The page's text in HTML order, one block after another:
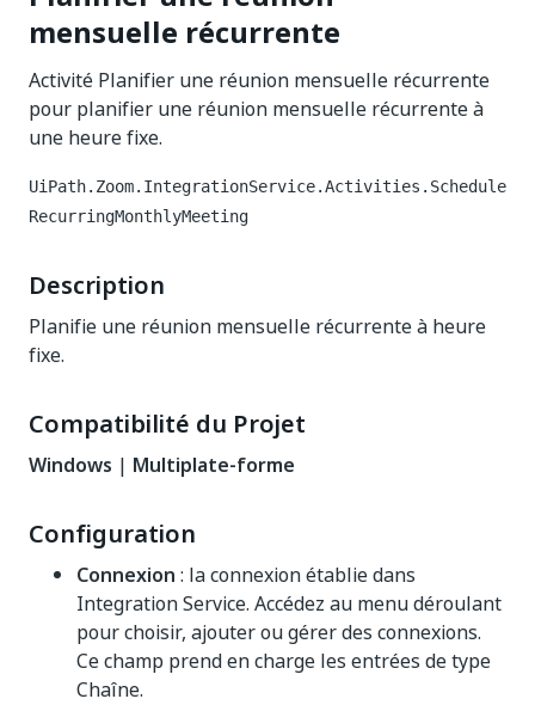
mensuelle récurrente
Activité Planifier une réunion mensuelle récurrente
pour planifier une réunion mensuelle récurrente à
une heure fixe.
UiPath.Zoom.IntegrationService.Activities.Schedule
RecurringMonthlyMeeting
Description
Planifie une réunion mensuelle récurrente à heure
fixe.
Compatibilité du Projet
Windows | Multiplate-forme
Configuration
Connexion : la connexion établie dans
Integration Service. Accédez au menu déroulant
pour choisir, ajouter ou gérer des connexions.
Ce champ prend en charge les entrées de type
Chaîne.